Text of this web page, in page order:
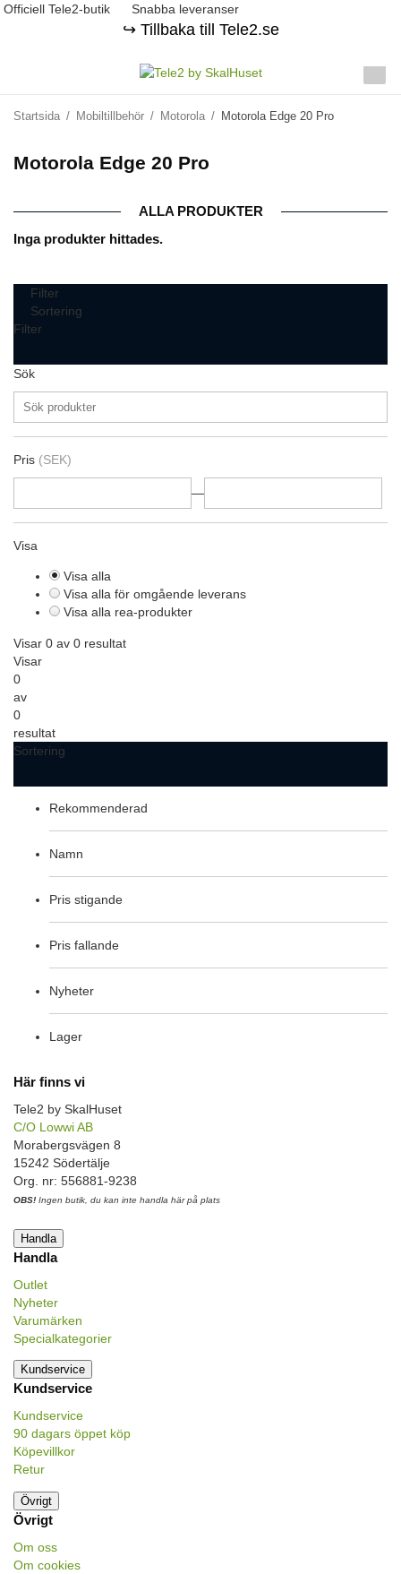
Officiell Tele2-butik Snabba leveranser
↪️ Tillbaka till Tele2.se
Startsida / Mobiltillbehör / Motorola / Motorola Edge 20 Pro
Motorola Edge 20 Pro
ALLA PRODUKTER
Inga produkter hittades.
Filter
Sortering
Filter
Sök
Pris (SEK)
—
Visa
Visa alla
Visa alla för omgående leverans
Visa alla rea-produkter
Visar 0 av 0 resultat
Visar
0
av
0
resultat
Sortering
Rekommenderad
Namn
Pris stigande
Pris fallande
Nyheter
Lager
Här finns vi
Tele2 by SkalHuset
C/O Lowwi AB
Morabergsvägen 8
15242 Södertälje
Org. nr: 556881-9238
OBS! Ingen butik, du kan inte handla här på plats
Handla
Handla
Outlet
Nyheter
Varumärken
Specialkategorier
Kundservice
Kundservice
Kundservice
90 dagars öppet köp
Köpevillkor
Retur
Övrigt
Övrigt
Om oss
Om cookies